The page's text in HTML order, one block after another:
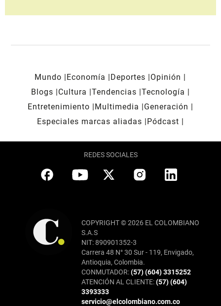
Mundo Economía Deportes
Opinión
Blogs
Cultura Tendencias Tecnología
Entretenimiento
Multimedia
Generación
Especiales marcas aliadas
Pódcast
REDES SOCIALES
COPYRIGHT © 2026 EL COLOMBIANO
S.A.S
NIT: 890901352-3
Carrera 48 N° 30 Sur - 119, Envigado,
Antioquia, Colombia.
CONMUTADOR:(57) (604) 3315252
ATENCIÓN AL CLIENTE:(57) (604)
3393333
servicio@elcolombiano.com.co